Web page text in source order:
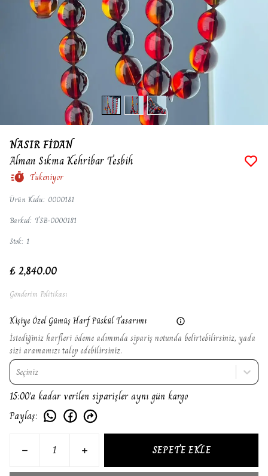
NASIR FİDAN
Alman Sıkma Kehribar Tesbih
Tükeniyor
Ürün Kodu: 0000181
Barkod: TSB-0000181
Stok: 1
₺ 2,840.00
Gönderim Politikası
Kişiye Özel Gümüş Harf Püskül Tasarımı
İstediğiniz harfleri ödeme adımında sipariş notunda belirtebilirsiniz, yada
sizi aramamızı talep edebilirsiniz.
Seçiniz
15:00'a kadar verilen siparişler aynı gün kargo
Paylaş:
SEPETE EKLE